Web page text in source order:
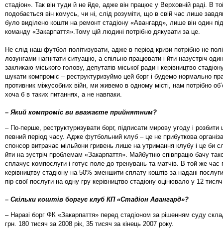
стадіон». Так він туди й не йде, адже він працює у Верховній раді. В
подобається він комусь, чи ні, слід розуміти, що в свій час лише
було виділено кошти на ремонт стадіону «Авангард», лише він один
команду «Закарпаття».Тому цій людині потрібно дякувати за це.
Не слід наш футбол політизувати, адже в період кризи потрібно не
лозунгами нагнітати ситуацію, а спільно працювати і йти назустріч
закликаю міського голову, депутатів міської ради і керівництво
шукати компроміс – реструктуризуймо цей борг і будемо нормально
противник міжусобних війн, ми живемо в одному місті, нам потрібно
хоча б в таких питаннях, а не навпаки.
– Який компроміс ви вважаєте прийнятним?
– По-перше, реструктуризувати борг, підписати мирову угоду і розбити
певний період часу. Адже футбольний клуб – це не прибуткова
спонсор витрачає мільйони гривень лише на утримання клубу і це би
йти на зустріч проблемам «Закарпаття». Майбутню співпрацю бачу
сплачує компослуги і готує поле до тренувань та матчів. В той же час
керівництву стадіону на 50% зменшити сплату коштів за надані
пір свої послуги на одну гру керівництво стадіону оцінювало у 12
– Скільки коштів боргує клуб КП «Стадіон Авангард»?
– Наразі борг ФК «Закарпаття» перед стадіоном за рішенням суду
грн. 180 тисяч за 2008 рік, 35 тисяч за кінець 2007 року.